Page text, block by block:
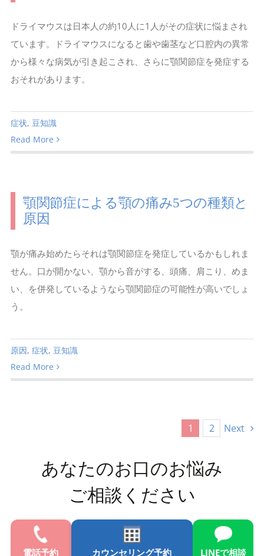
ドライマウスは日本人の約10人に1人がその症状に悩まされ
ています。ドライマウスになると歯や歯茎など口腔内の異常
から様々な病気が引き起こされ、さらに顎関節症を発症する
おそれがあります。
症状, 豆知識
Read More
顎関節症による顎の痛み5つの種類と
原因
顎が痛み始めたらそれは顎関節症を発症しているかもしれま
せん。口が開かない、顎から音がする、頭痛、肩こり、めま
い、を併発しているようなら顎関節症の可能性が高いでしょ
う。
原因, 症状, 豆知識
Read More
1 2 Next
あなたのお口のお悩み
ご相談ください
電話予約 カウンセリング予約 LINEで相談